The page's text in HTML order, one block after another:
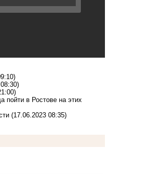
пойти в Ростове на этих
(17.06.2023 08:35)